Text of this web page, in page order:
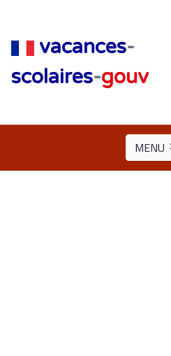
vacances-
scolaires-gouv
MENU